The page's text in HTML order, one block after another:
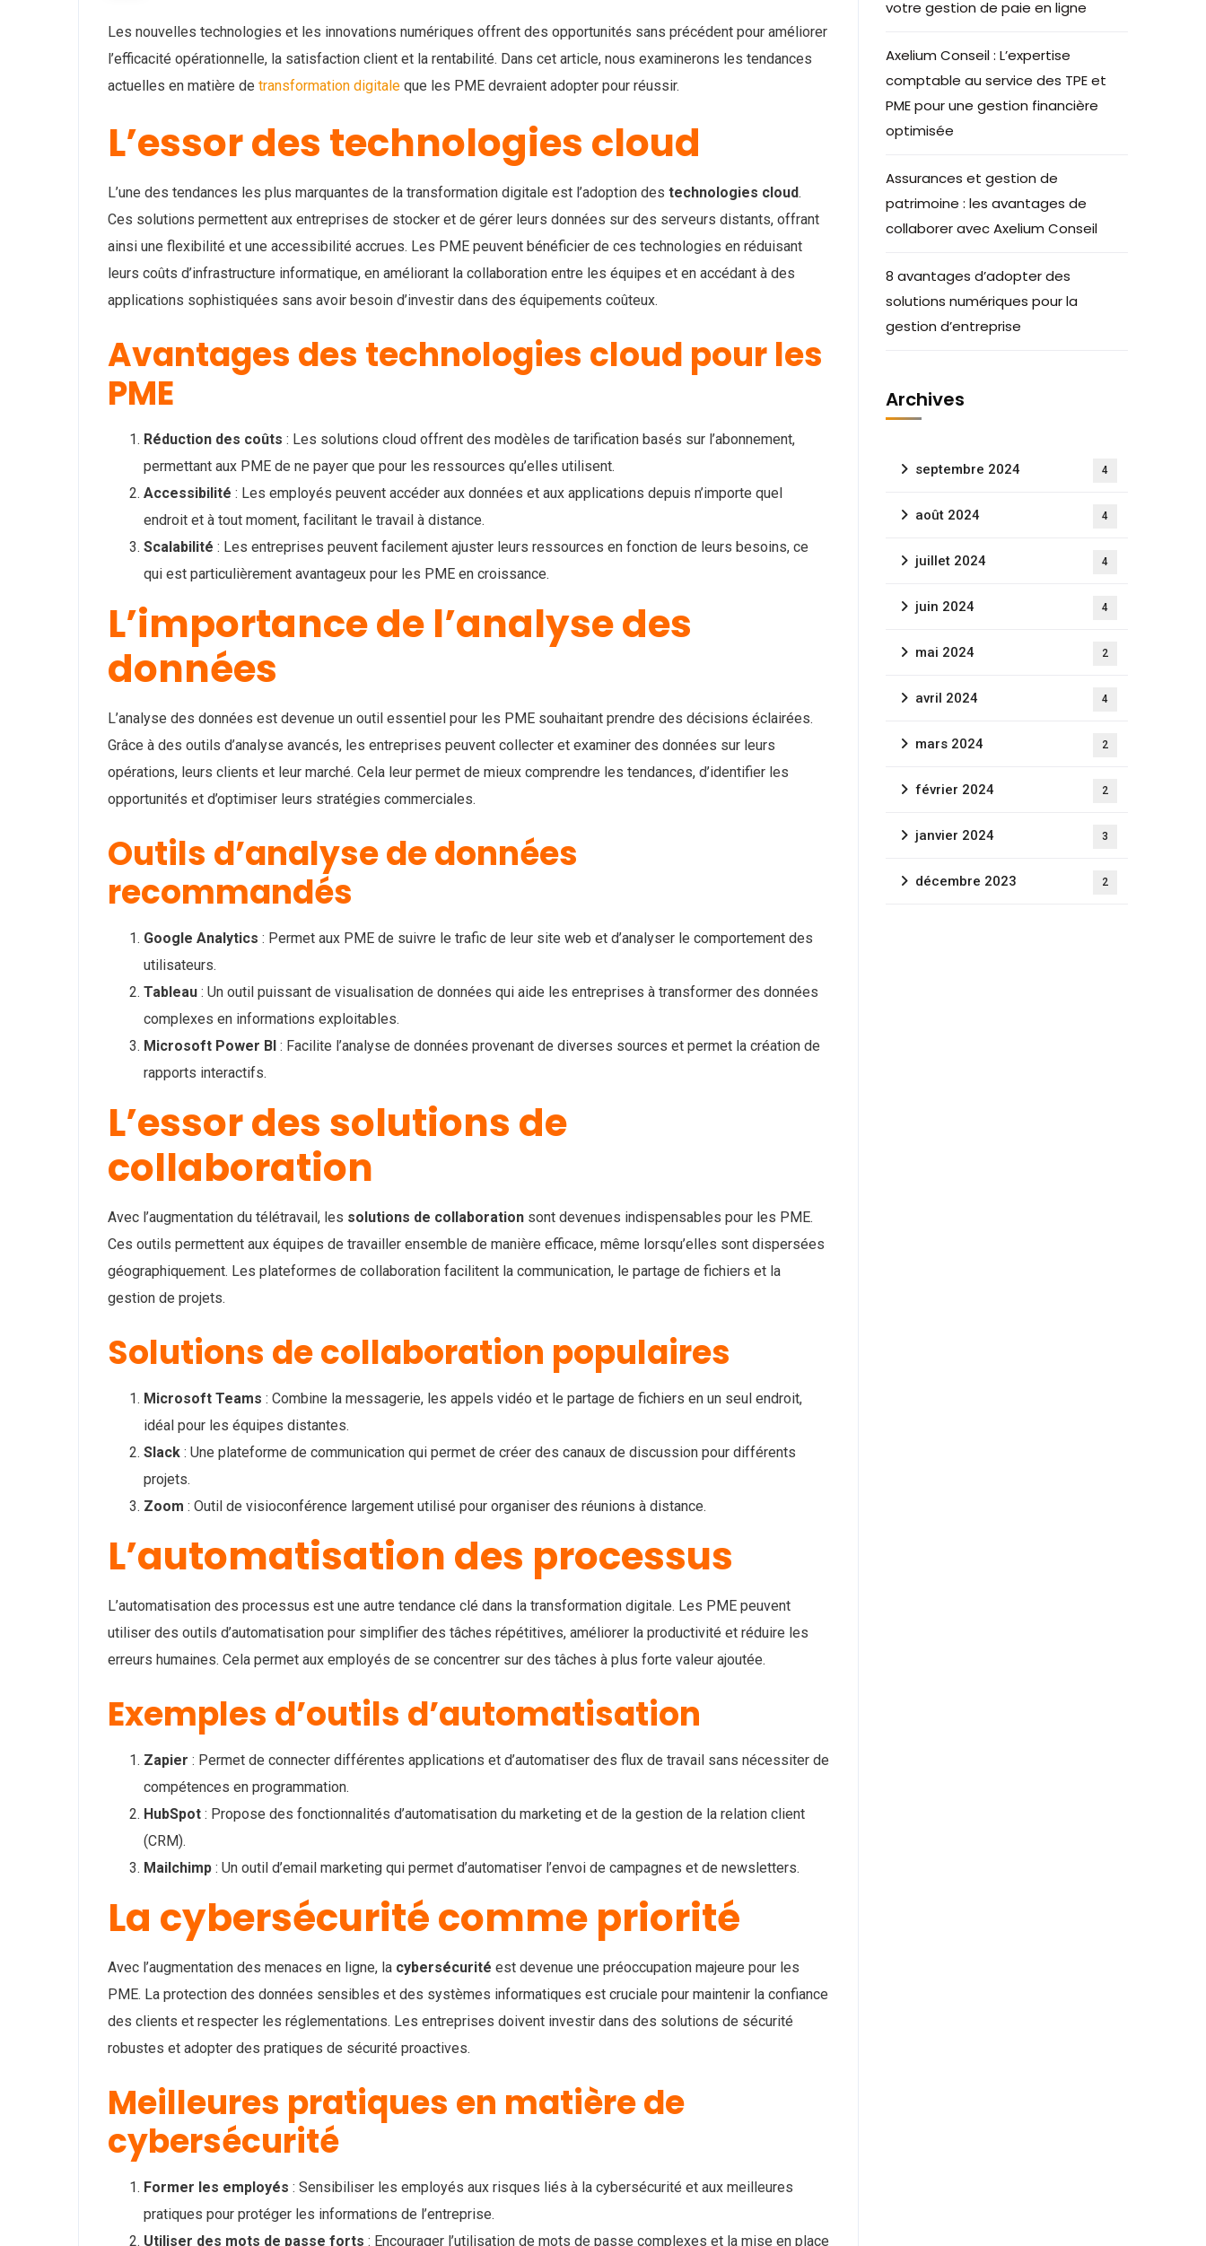
Les nouvelles technologies et les innovations numériques offrent des opportunités sans précédent pour améliorer
l’efficacité opérationnelle, la satisfaction client et la rentabilité. Dans cet article, nous examinerons les tendances
actuelles en matière de transformation digitale que les PME devraient adopter pour réussir.
L’essor des technologies cloud
L’une des tendances les plus marquantes de la transformation digitale est l’adoption des technologies cloud.
Ces solutions permettent aux entreprises de stocker et de gérer leurs données sur des serveurs distants, offrant
ainsi une flexibilité et une accessibilité accrues. Les PME peuvent bénéficier de ces technologies en réduisant
leurs coûts d’infrastructure informatique, en améliorant la collaboration entre les équipes et en accédant à des
applications sophistiquées sans avoir besoin d’investir dans des équipements coûteux.
Avantages des technologies cloud pour les
PME
Réduction des coûts : Les solutions cloud offrent des modèles de tarification basés sur l’abonnement,
permettant aux PME de ne payer que pour les ressources qu’elles utilisent.
Accessibilité : Les employés peuvent accéder aux données et aux applications depuis n’importe quel
endroit et à tout moment, facilitant le travail à distance.
Scalabilité : Les entreprises peuvent facilement ajuster leurs ressources en fonction de leurs besoins, ce
qui est particulièrement avantageux pour les PME en croissance.
L’importance de l’analyse des
données
L’analyse des données est devenue un outil essentiel pour les PME souhaitant prendre des décisions éclairées.
Grâce à des outils d’analyse avancés, les entreprises peuvent collecter et examiner des données sur leurs
opérations, leurs clients et leur marché. Cela leur permet de mieux comprendre les tendances, d’identifier les
opportunités et d’optimiser leurs stratégies commerciales.
Outils d’analyse de données
recommandés
Google Analytics : Permet aux PME de suivre le trafic de leur site web et d’analyser le comportement des
utilisateurs.
Tableau : Un outil puissant de visualisation de données qui aide les entreprises à transformer des données
complexes en informations exploitables.
Microsoft Power BI : Facilite l’analyse de données provenant de diverses sources et permet la création de
rapports interactifs.
L’essor des solutions de
collaboration
Avec l’augmentation du télétravail, les solutions de collaboration sont devenues indispensables pour les PME.
Ces outils permettent aux équipes de travailler ensemble de manière efficace, même lorsqu’elles sont dispersées
géographiquement. Les plateformes de collaboration facilitent la communication, le partage de fichiers et la
gestion de projets.
Solutions de collaboration populaires
Microsoft Teams : Combine la messagerie, les appels vidéo et le partage de fichiers en un seul endroit,
idéal pour les équipes distantes.
Slack : Une plateforme de communication qui permet de créer des canaux de discussion pour différents
projets.
Zoom : Outil de visioconférence largement utilisé pour organiser des réunions à distance.
L’automatisation des processus
L’automatisation des processus est une autre tendance clé dans la transformation digitale. Les PME peuvent
utiliser des outils d’automatisation pour simplifier des tâches répétitives, améliorer la productivité et réduire les
erreurs humaines. Cela permet aux employés de se concentrer sur des tâches à plus forte valeur ajoutée.
Exemples d’outils d’automatisation
Zapier : Permet de connecter différentes applications et d’automatiser des flux de travail sans nécessiter de
compétences en programmation.
HubSpot : Propose des fonctionnalités d’automatisation du marketing et de la gestion de la relation client
(CRM).
Mailchimp : Un outil d’email marketing qui permet d’automatiser l’envoi de campagnes et de newsletters.
La cybersécurité comme priorité
Avec l’augmentation des menaces en ligne, la cybersécurité est devenue une préoccupation majeure pour les
PME. La protection des données sensibles et des systèmes informatiques est cruciale pour maintenir la confiance
des clients et respecter les réglementations. Les entreprises doivent investir dans des solutions de sécurité
robustes et adopter des pratiques de sécurité proactives.
Meilleures pratiques en matière de
cybersécurité
Former les employés : Sensibiliser les employés aux risques liés à la cybersécurité et aux meilleures
pratiques pour protéger les informations de l’entreprise.
Utiliser des mots de passe forts : Encourager l’utilisation de mots de passe complexes et la mise en place
votre gestion de paie en ligne
Axelium Conseil : L’expertise
comptable au service des TPE et
PME pour une gestion financière
optimisée
Assurances et gestion de
patrimoine : les avantages de
collaborer avec Axelium Conseil
8 avantages d’adopter des
solutions numériques pour la
gestion d’entreprise
Archives
septembre 2024 4
août 2024 4
juillet 2024 4
juin 2024 4
mai 2024 2
avril 2024 4
mars 2024 2
février 2024 2
janvier 2024 3
décembre 2023 2